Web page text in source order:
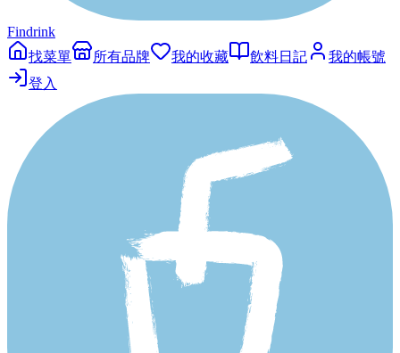
Findrink
找菜單
所有品牌 我的收藏 飲料日記
我的帳號
登入